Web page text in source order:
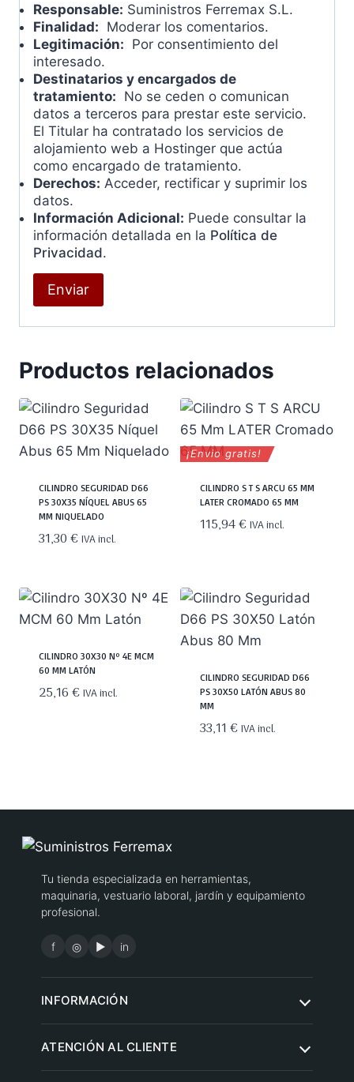
Responsable: Suministros Ferremax S.L.
Finalidad: Moderar los comentarios.
Legitimación: Por consentimiento del
interesado.
Destinatarios y encargados de
tratamiento: No se ceden o comunican
datos a terceros para prestar este servicio.
El Titular ha contratado los servicios de
alojamiento web a Hostinger que actúa
como encargado de tratamiento.
Derechos: Acceder, rectificar y suprimir los
datos.
Información Adicional: Puede consultar la
información detallada en la Política de
Privacidad.
Productos relacionados
CILINDRO SEGURIDAD D66
PS 30X35 NÍQUEL ABUS 65
MM NIQUELADO
31,30€ IVA incl.
¡Envio gratis!
CILINDRO S T S ARCU 65 MM
LATER CROMADO 65 MM
115,94€ IVA incl.
CILINDRO 30X30 Nº 4E MCM
60 MM LATÓN
25,16€ IVA incl.
CILINDRO SEGURIDAD D66
PS 30X50 LATÓN ABUS 80
MM
33,11€ IVA incl.
Tu tienda especializada en herramientas,
maquinaria, vestuario laboral, jardín y equipamiento
profesional.
f ◎ ▶ in
ATENCIÓN AL CLIENTE
INFORMACIÓN